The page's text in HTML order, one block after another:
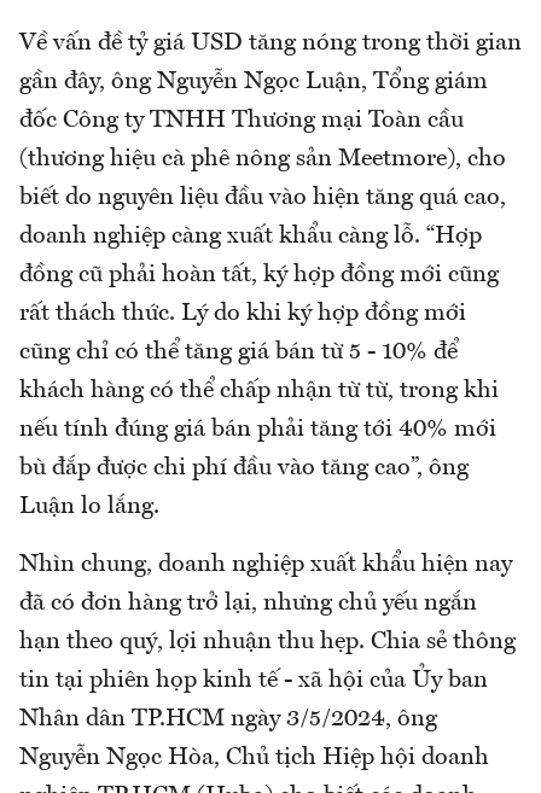
Về vấn đề tỷ giá USD tăng nóng trong thời gian
gần đây, ông Nguyễn Ngọc Luận, Tổng giám
đốc Công ty TNHH Thương mại Toàn cầu
(thương hiệu cà phê nông sản Meetmore), cho
biết do nguyên liệu đầu vào hiện tăng quá cao,
doanh nghiệp càng xuất khẩu càng lỗ. “Hợp
đồng cũ phải hoàn tất, ký hợp đồng mới cũng
rất thách thức. Lý do khi ký hợp đồng mới
cũng chỉ có thể tăng giá bán từ 5 - 10% để
khách hàng có thể chấp nhận từ từ, trong khi
nếu tính đúng giá bán phải tăng tới 40% mới
bù đắp được chi phí đầu vào tăng cao”, ông
Luận lo lắng.
Nhìn chung, doanh nghiệp xuất khẩu hiện nay
đã có đơn hàng trở lại, nhưng chủ yếu ngắn
hạn theo quý, lợi nhuận thu hẹp. Chia sẻ thông
tin tại phiên họp kinh tế - xã hội của Ủy ban
Nhân dân TP.HCM ngày 3/5/2024, ông
Nguyễn Ngọc Hòa, Chủ tịch Hiệp hội doanh